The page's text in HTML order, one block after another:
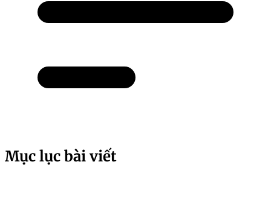
Mục lục bài viết